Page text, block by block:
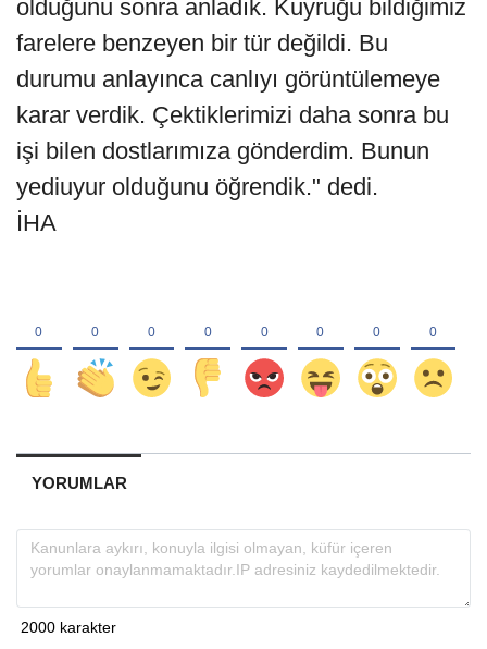
olduğunu sonra anladık. Kuyruğu bildiğimiz
farelere benzeyen bir tür değildi. Bu
durumu anlayınca canlıyı görüntülemeye
karar verdik. Çektiklerimizi daha sonra bu
işi bilen dostlarımıza gönderdim. Bunun
yediuyur olduğunu öğrendik." dedi.
İHA
YORUMLAR